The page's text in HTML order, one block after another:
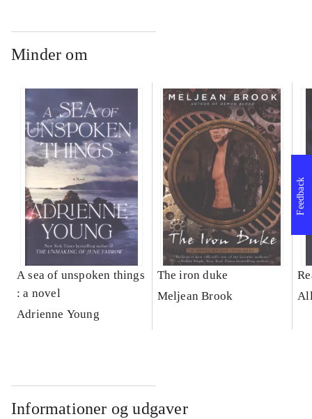
Minder om
A sea of unspoken things
: a novel
Adrienne Young
The iron duke
Meljean Brook
Informationer og udgaver
Feedback